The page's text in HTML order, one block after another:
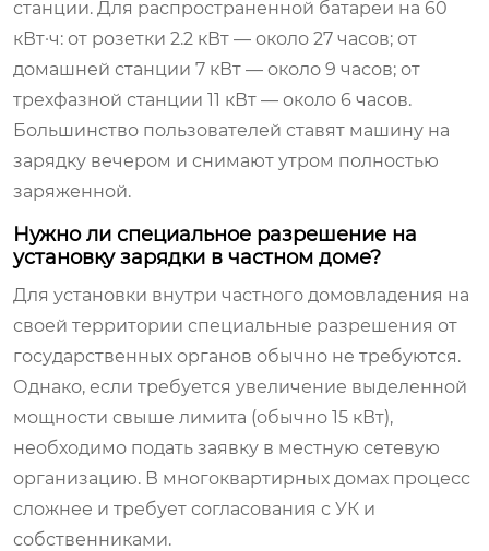
станции. Для распространенной батареи на 60
кВт·ч: от розетки 2.2 кВт — около 27 часов; от
домашней станции 7 кВт — около 9 часов; от
трехфазной станции 11 кВт — около 6 часов.
Большинство пользователей ставят машину на
зарядку вечером и снимают утром полностью
заряженной.
Нужно ли специальное разрешение на
установку зарядки в частном доме?
Для установки внутри частного домовладения на
своей территории специальные разрешения от
государственных органов обычно не требуются.
Однако, если требуется увеличение выделенной
мощности свыше лимита (обычно 15 кВт),
необходимо подать заявку в местную сетевую
организацию. В многоквартирных домах процесс
сложнее и требует согласования с УК и
собственниками.